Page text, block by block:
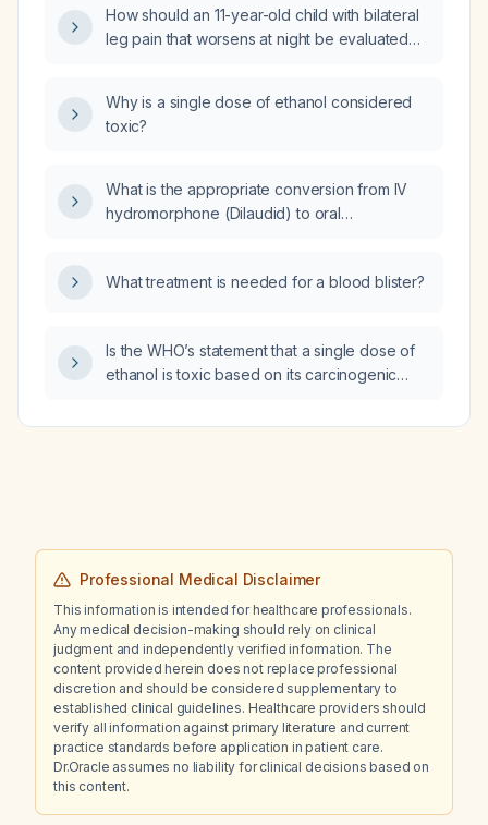
How should an 11-year-old child with bilateral
leg pain that worsens at night be evaluated
Why is a single dose of ethanol considered
toxic?
What is the appropriate conversion from IV
hydromorphone (Dilaudid) to oral
What treatment is needed for a blood blister?
Is the WHO’s statement that a single dose of
ethanol is toxic based on its carcinogenic
disease?
Professional Medical Disclaimer
This information is intended for healthcare professionals.
Any medical decision-making should rely on clinical
judgment and independently verified information. The
content provided herein does not replace professional
discretion and should be considered supplementary to
established clinical guidelines. Healthcare providers should
verify all information against primary literature and current
practice standards before application in patient care.
Dr.Oracle assumes no liability for clinical decisions based on
this content.